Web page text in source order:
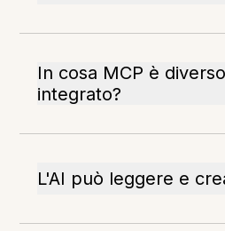
In cosa MCP è
integrato?
L'AI può leggere e